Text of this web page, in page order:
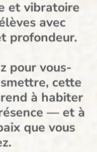
et vibratoire
avec
profondeur.
pour vous-
cette
à habiter
— et à
que vous